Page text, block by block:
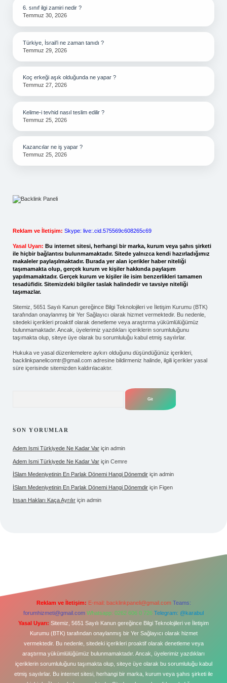
6. sınıf ilgi zamiri nedir ?
Temmuz 30, 2026
Türkiye, İsrail’i ne zaman tanıdı ?
Temmuz 29, 2026
Koç erkeği aşık olduğunda ne yapar ?
Temmuz 27, 2026
Kelime-i tevhid nasıl teslim edilir ?
Temmuz 25, 2026
Kazancılar ne iş yapar ?
Temmuz 25, 2026
Reklam ve İletişim: Skype: live:.cid.575569c608265c69
Yasal Uyarı: Bu internet sitesi, herhangi bir marka, kurum veya şahıs şirketi
ile hiçbir bağlantısı bulunmamaktadır. Sitede yalnızca kendi hazırladığımız
makaleler paylaşılmaktadır. Burada yer alan içerikler haber niteliği
taşımamakta olup, gerçek kurum ve kişiler hakkında paylaşım
yapılmamaktadır. Gerçek kurum ve kişiler ile isim benzerlikleri tamamen
tesadüfidir. Sitemizdeki bilgiler taslak halindedir ve tavsiye niteliği
taşımazlar.
Sitemiz, 5651 Sayılı Kanun gereğince Bilgi Teknolojileri ve İletişim Kurumu (BTK)
tarafından onaylanmış bir Yer Sağlayıcı olarak hizmet vermektedir. Bu nedenle,
sitedeki içerikleri proaktif olarak denetleme veya araştırma yükümlülüğümüz
bulunmamaktadır. Ancak, üyelerimiz yazdıkları içeriklerin sorumluluğunu
taşımakta olup, siteye üye olarak bu sorumluluğu kabul etmiş sayılırlar.
Hukuka ve yasal düzenlemelere aykırı olduğunu düşündüğünüz içerikleri,
backlinkpanelicomtr@gmail.com adresine bildirmeniz halinde, ilgili içerikler yasal
süre içerisinde sitemizden kaldırılacaktır.
SON YORUMLAR
Adem Ismi Türkiyede Ne Kadar Var için admin
Adem Ismi Türkiyede Ne Kadar Var için Cemre
İSlam Medeniyetinin En Parlak Dönemi Hangi Dönemdir için admin
İSlam Medeniyetinin En Parlak Dönemi Hangi Dönemdir için Figen
Insan Hakları Kaça Ayrılır için admin
Reklam ve İletişim: E-mail: backlinkpaneli@gmail.com Teams:
forumhizmeti@gmail.com Whatsapp: 0262 606 0 726 Telegram: @karabul
Yasal Uyarı: Sitemiz, 5651 Sayılı Kanun gereğince Bilgi Teknolojileri ve İletişim
Kurumu (BTK) tarafından onaylanmış bir Yer Sağlayıcı olarak hizmet
vermektedir. Bu nedenle, sitedeki içerikleri proaktif olarak denetleme veya
araştırma yükümlülüğümüz bulunmamaktadır. Ancak, üyelerimiz yazdıkları
içeriklerin sorumluluğunu taşımakta olup, siteye üye olarak bu sorumluluğu kabul
etmiş sayılırlar. Bu internet sitesi, herhangi bir marka, kurum veya şahıs şirketi ile